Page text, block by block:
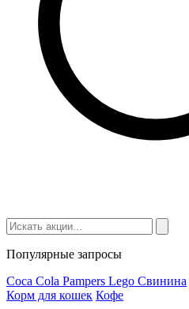
Популярные запросы
Coca Cola Pampers Lego Cвинина
Корм для кошек Кофе